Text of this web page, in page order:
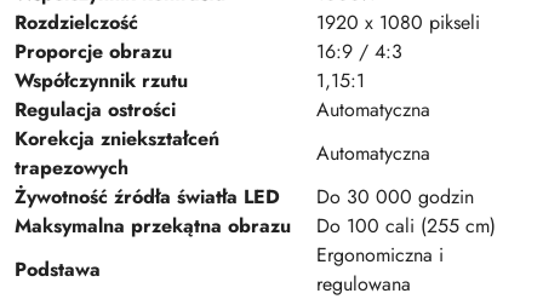
Rozdzielczość
1920 x 1080 pikseli
Proporcje obrazu
16:9 / 4:3
Współczynnik rzutu
1,15:1
Regulacja ostrości
Automatyczna
Korekcja zniekształceń
trapezowych
Automatyczna
Żywotność źródła światła LED
Do 30 000 godzin
Maksymalna przekątna obrazu
Do 100 cali (255 cm)
Podstawa
Ergonomiczna i
regulowana